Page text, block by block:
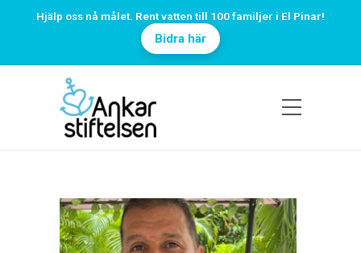
Hjälp oss nå målet. Rent vatten till 100 familjer i El Pinar!
Bidra här